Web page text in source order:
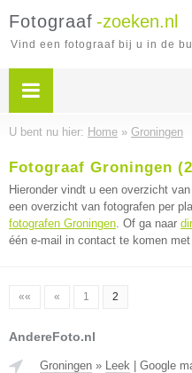
Fotograaf -zoeken.nl
Vind een fotograaf bij u in de
U bent nu hier: Home » Groningen
Fotograaf Groningen
Hieronder vindt u een overzicht
een overzicht van fotografen per
fotografen Groningen. Of ga naar
één e-mail in contact te komen
«« « 1 2
AndereFoto.nl
Groningen » Leek Google